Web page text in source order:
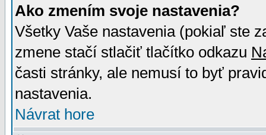
Ako zmením svoje nastavenia?
Všetky Vaše nastavenia (pokiaľ ste
zmene stačí stlačiť tlačítko odkazu
časti stránky, ale nemusí to byť
nastavenia.
Návrat hore